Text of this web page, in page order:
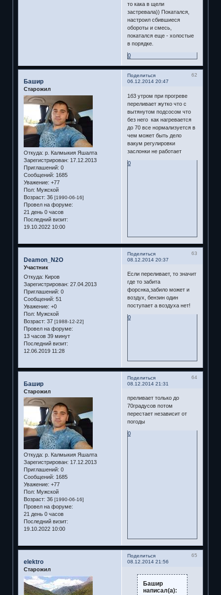
то кака в щели
застревала)) Покатался,
настроил сбившиеся
обороты и смесь,
покатался еще - холостые
в порядке.
0
Поделиться
62
06.12.2014 20:47
Башир
Старожил
Откуда: р. Калмыкия Яшалта
Зарегистрирован: 17.12.2013
Приглашений: 0
Сообщений: 1685
Уважение: +77
Пол: Мужской
Возраст: 36 [1990-06-16]
Провел на форуме:
21 день 0 часов
Последний визит:
19.10.2022 10:00
1б3 утром при прогреве
переливает жутко что с
вытянутом подсосом что
без него как нагревается
до 70 все нормализуется в
чем может быть дело
вакум регулировки
заслонки не работает
0
Поделиться
63
08.12.2014 20:37
Deamon_N2O
Участник
Откуда: Киров
Зарегистрирован: 27.04.2013
Приглашений: 0
Сообщений: 51
Уважение: +0
Пол: Мужской
Возраст: 37 [1988-12-22]
Провел на форуме:
13 часов 39 минут
Последний визит:
12.06.2019 11:28
Если переливает, то значит
где то забита
форснка,забило может и
воздух, бензин один
поступает а воздуха нет!
0
Поделиться
64
08.12.2014 21:31
Башир
Старожил
Откуда: р. Калмыкия Яшалта
Зарегистрирован: 17.12.2013
Приглашений: 0
Сообщений: 1685
Уважение: +77
Пол: Мужской
Возраст: 36 [1990-06-16]
Провел на форуме:
21 день 0 часов
Последний визит:
19.10.2022 10:00
преливает только до
70градусов потом
перестает независит от
погоды
0
Поделиться
65
08.12.2014 21:56
elektro
Старожил
Башир
написал(а):